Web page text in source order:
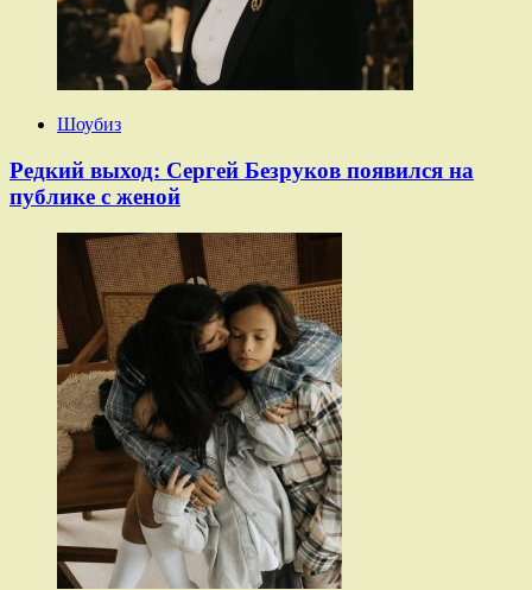
Шоубиз
Редкий выход: Сергей Безруков появился на
публике с женой